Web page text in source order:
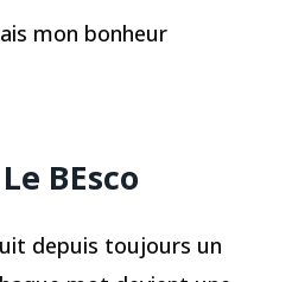
mon bonheur
BEsco
depuis toujours un